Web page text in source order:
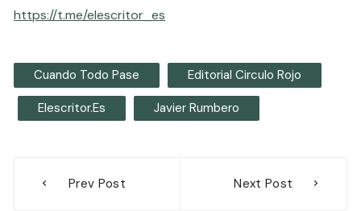
https://t.me/elescritor_es
Cuando Todo Pase Editorial Circulo Rojo
Elescritor.es Javier Rumbero
Prev Post Next Post